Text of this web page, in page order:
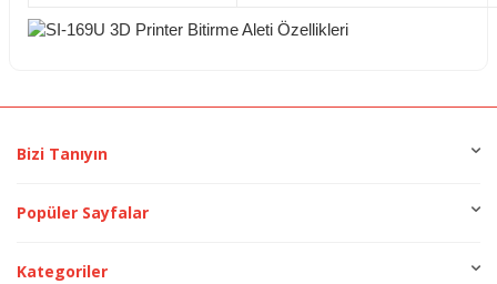
Bizi Tanıyın
Popüler Sayfalar
Kategoriler